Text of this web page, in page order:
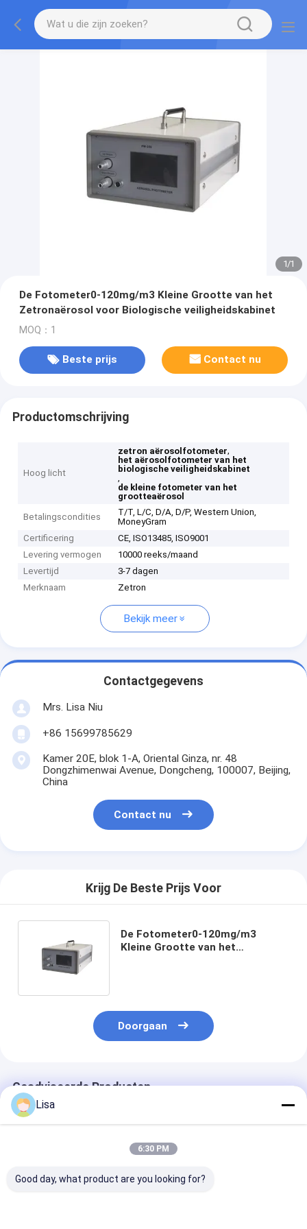
1/1
De Fotometer0-120mg/m3 Kleine Grootte van het
Zetronaërosol voor Biologische veiligheidskabinet
MOQ：1
Beste prijs Contact nu
Productomschrijving
Hoog licht
zetron aërosolfotometer,
het aërosolfotometer van het
biologische veiligheidskabinet
,
de kleine fotometer van het
grootteaërosol
Betalingscondities
T/T, L/C, D/A, D/P, Western Union,
MoneyGram
Certificering
CE, ISO13485, ISO9001
Levering vermogen
10000 reeks/maand
Levertijd
3-7 dagen
Merknaam
Zetron
Bekijk meer
Contactgegevens
Mrs. Lisa Niu
+86 15699785629
Kamer 20E, blok 1-A, Oriental Ginza, nr. 48
Dongzhimenwai Avenue, Dongcheng, 100007, Beijing,
China
Contact nu
Krijg De Beste Prijs Voor
De Fotometer0-120mg/m3
Kleine Grootte van het
Doorgaan
Geadviseerde Producten
Lisa
6:30 PM
Good day, what product are you looking for?